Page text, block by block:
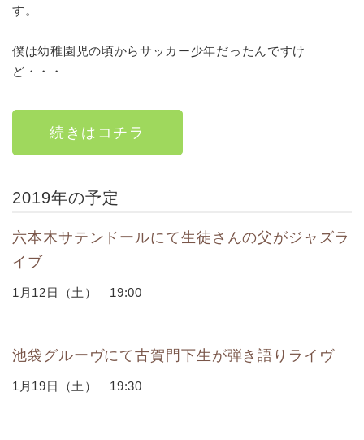
す。
僕は幼稚園児の頃からサッカー少年だったんですけ
ど・・・
続きはコチラ
2019年の予定
六本木サテンドールにて生徒さんの父がジャズラ
イブ
1月12日（土） 19:00
池袋グルーヴにて古賀門下生が弾き語りライヴ
1月19日（土） 19:30